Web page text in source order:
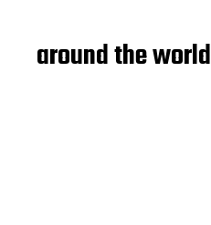
around the world